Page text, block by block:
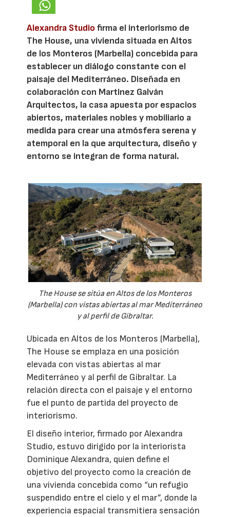
Alexandra Studio firma el interiorismo de
The House, una vivienda situada en Altos
de los Monteros (Marbella) concebida para
establecer un diálogo constante con el
paisaje del Mediterráneo. Diseñada en
colaboración con Martinez Galván
Arquitectos, la casa apuesta por espacios
abiertos, materiales nobles y mobiliario a
medida para crear una atmósfera serena y
atemporal en la que arquitectura, diseño y
entorno se integran de forma natural.
The House se sitúa en Altos de los Monteros
(Marbella) con vistas abiertas al mar Mediterráneo
y al perfil de Gibraltar.
Ubicada en Altos de los Monteros (Marbella),
The House se emplaza en una posición
elevada con vistas abiertas al mar
Mediterráneo y al perfil de Gibraltar. La
relación directa con el paisaje y el entorno
fue el punto de partida del proyecto de
interiorismo.
El diseño interior, firmado por Alexandra
Studio, estuvo dirigido por la interiorista
Dominique Alexandra, quien define el
objetivo del proyecto como la creación de
una vivienda concebida como “un refugio
suspendido entre el cielo y el mar”, donde la
experiencia espacial transmitiera sensación